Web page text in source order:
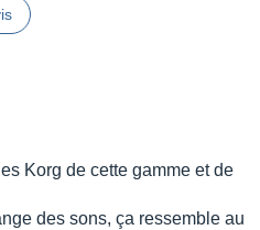
Korg de cette gamme et de
des sons, ça ressemble au